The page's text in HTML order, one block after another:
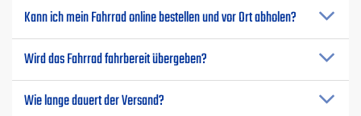
Kann ich mein Fahrrad online bestellen und vor Ort abholen?
Wird das Fahrrad fahrbereit übergeben?
Wie lange dauert der Versand?